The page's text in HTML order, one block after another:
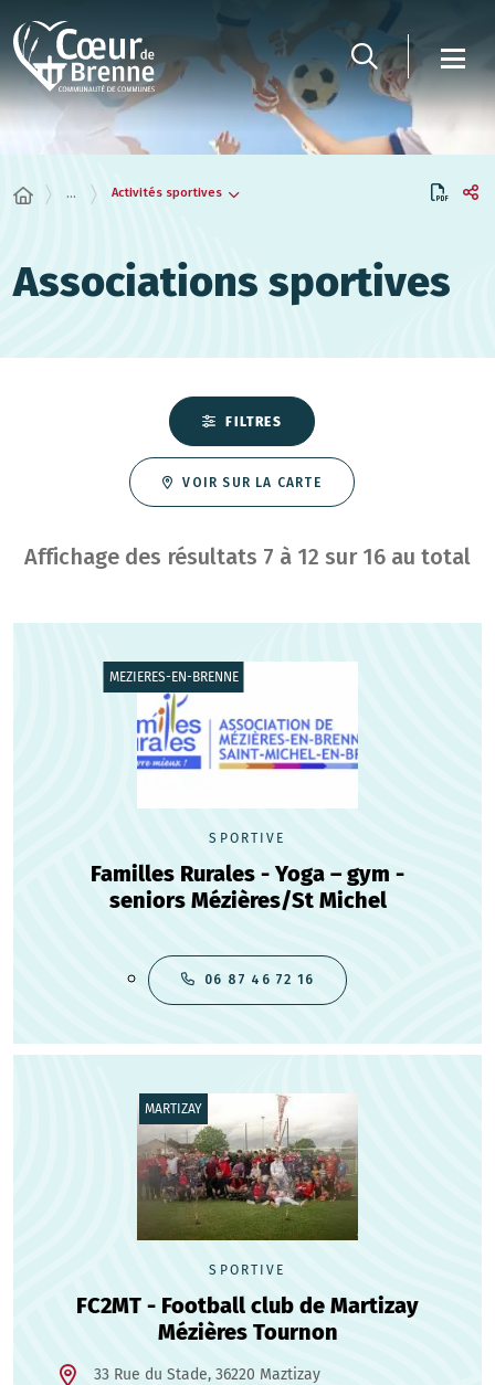
... Activités sportives
Associations sportives
FILTRES
VOIR SUR LA CARTE
Affichage des résultats 7 à 12 sur 16 au total
MEZIERES-EN-BRENNE
SPORTIVE
Familles Rurales - Yoga – gym -
seniors Mézières/St Michel
06 87 46 72 16
MARTIZAY
SPORTIVE
FC2MT - Football club de Martizay
Mézières Tournon
33 Rue du Stade, 36220 Maztizay